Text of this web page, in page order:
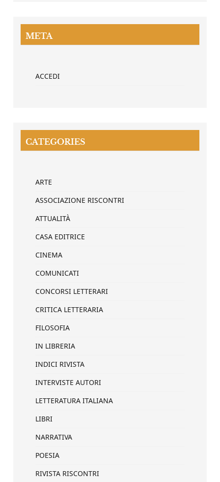
META
ACCEDI
CATEGORIES
ARTE
ASSOCIAZIONE RISCONTRI
ATTUALITÀ
CASA EDITRICE
CINEMA
COMUNICATI
CONCORSI LETTERARI
CRITICA LETTERARIA
FILOSOFIA
IN LIBRERIA
INDICI RIVISTA
INTERVISTE AUTORI
LETTERATURA ITALIANA
LIBRI
NARRATIVA
POESIA
RIVISTA RISCONTRI